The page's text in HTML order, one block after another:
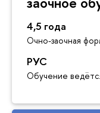
4,5 года
Очно-заочная
РУС
Обучение